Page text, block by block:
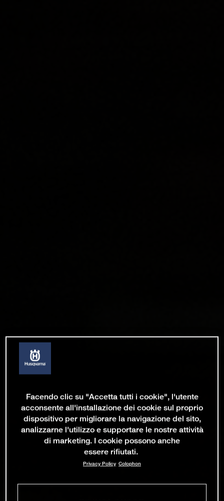
Facendo clic su "Accetta tutti i cookie", l'utente
acconsente all'installazione dei cookie sul proprio
dispositivo per migliorare la navigazione del sito,
analizzarne l'utilizzo e supportare le nostre attività
di marketing. I cookie possono anche
essere rifiutati.
Privacy Policy Colophon